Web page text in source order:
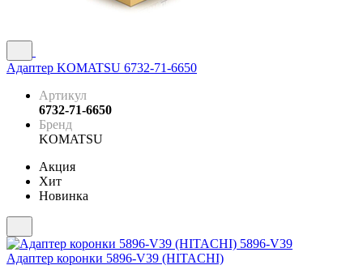
Адаптер KOMATSU 6732-71-6650
Артикул
6732-71-6650
Бренд
KOMATSU
Акция
Хит
Новинка
Адаптер коронки 5896-V39 (HITACHI)